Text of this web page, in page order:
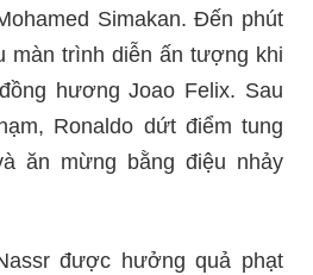
Simakan. Đến phút
màn trình diễn ấn tượng khi
hương Joao Felix. Sau
Ronaldo dứt điểm tung
ăn mừng bằng điệu nhảy
được hưởng quả phạt